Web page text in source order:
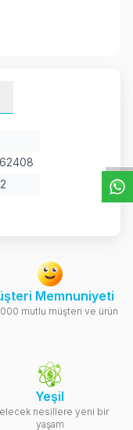
Memnuniyeti
mutlu müşteri ve ürün
Yeşil
nesillere yeni bir
yaşam